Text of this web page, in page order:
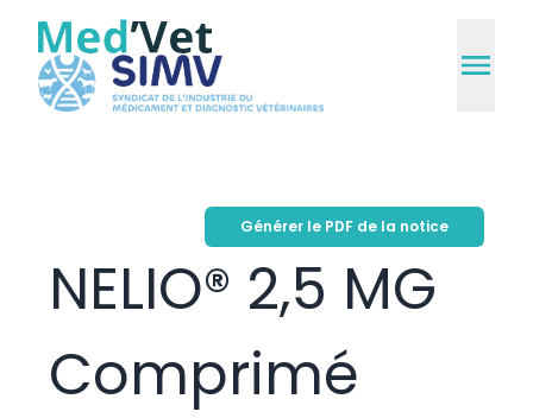
Générer le PDF de la notice
NELIO® 2,5 MG
Comprimé